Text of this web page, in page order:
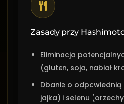
Zasady przy
Eliminacja
(gluten, soja, nabiał
Dbanie o
jajka) i selenu